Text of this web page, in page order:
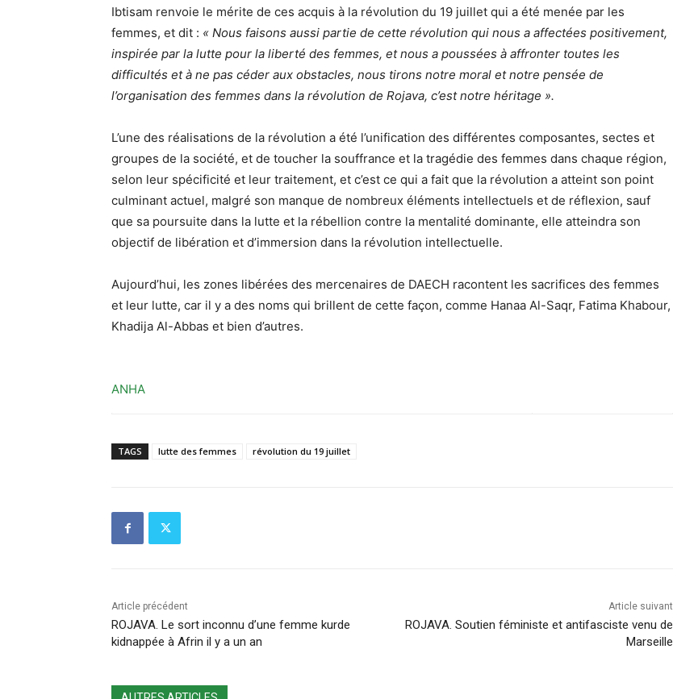
Ibtisam renvoie le mérite de ces acquis à la révolution du 19 juillet qui a été menée par les
femmes, et dit : « Nous faisons aussi partie de cette révolution qui nous a affectées positivement,
inspirée par la lutte pour la liberté des femmes, et nous a poussées à affronter toutes les
difficultés et à ne pas céder aux obstacles, nous tirons notre moral et notre pensée de
l’organisation des femmes dans la révolution de Rojava, c’est notre héritage ».
L’une des réalisations de la révolution a été l’unification des différentes composantes, sectes et
groupes de la société, et de toucher la souffrance et la tragédie des femmes dans chaque région,
selon leur spécificité et leur traitement, et c’est ce qui a fait que la révolution a atteint son point
culminant actuel, malgré son manque de nombreux éléments intellectuels et de réflexion, sauf
que sa poursuite dans la lutte et la rébellion contre la mentalité dominante, elle atteindra son
objectif de libération et d’immersion dans la révolution intellectuelle.
Aujourd’hui, les zones libérées des mercenaires de DAECH racontent les sacrifices des femmes
et leur lutte, car il y a des noms qui brillent de cette façon, comme Hanaa Al-Saqr, Fatima Khabour,
Khadija Al-Abbas et bien d’autres.
ANHA
TAGS lutte des femmes révolution du 19 juillet
Article précédent
ROJAVA. Le sort inconnu d’une femme kurde
kidnappée à Afrin il y a un an
Article suivant
ROJAVA. Soutien féministe et antifasciste venu de
Marseille